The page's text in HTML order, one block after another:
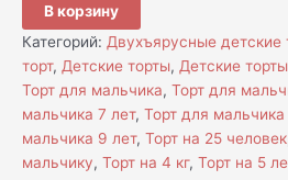
В корзину
Категорий: Двухъярусные детские
торт, Детские торты, Детские
Торт для мальчика, Торт для
мальчика 7 лет, Торт для мальчика
мальчика 9 лет, Торт на 25 человек
мальчику, Торт на 4 кг, Торт на 5